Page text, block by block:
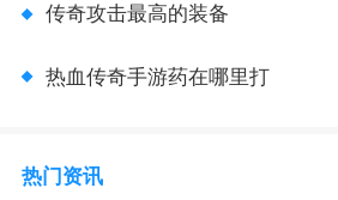
传奇攻击最高的装备
热血传奇手游药在哪里打
热门资讯